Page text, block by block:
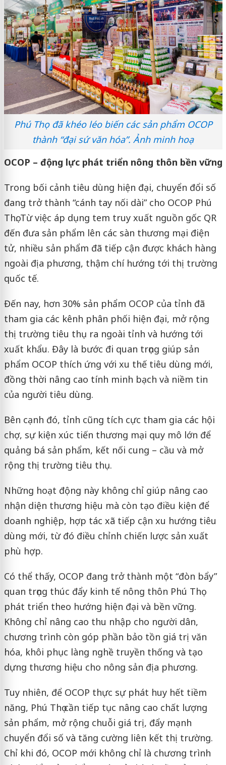
Phú Thọ đã khéo léo biến các sản phẩm OCOP
thành “đại sứ văn hóa”. Ảnh minh hoạ
OCOP – động lực phát triển nông thôn bền vững
Trong bối cảnh tiêu dùng hiện đại, chuyển đổi số
đang trở thành “cánh tay nối dài” cho OCOP Phú
Thọ. Từ việc áp dụng tem truy xuất nguồn gốc QR
đến đưa sản phẩm lên các sàn thương mại điện
tử, nhiều sản phẩm đã tiếp cận được khách hàng
ngoài địa phương, thậm chí hướng tới thị trường
quốc tế.
Đến nay, hơn 30% sản phẩm OCOP của tỉnh đã
tham gia các kênh phân phối hiện đại, mở rộng
thị trường tiêu thụ ra ngoài tỉnh và hướng tới
xuất khẩu. Đây là bước đi quan trọng giúp sản
phẩm OCOP thích ứng với xu thế tiêu dùng mới,
đồng thời nâng cao tính minh bạch và niềm tin
của người tiêu dùng.
Bên cạnh đó, tỉnh cũng tích cực tham gia các hội
chợ, sự kiện xúc tiến thương mại quy mô lớn để
quảng bá sản phẩm, kết nối cung – cầu và mở
rộng thị trường tiêu thụ.
Những hoạt động này không chỉ giúp nâng cao
nhận diện thương hiệu mà còn tạo điều kiện để
doanh nghiệp, hợp tác xã tiếp cận xu hướng tiêu
dùng mới, từ đó điều chỉnh chiến lược sản xuất
phù hợp.
Có thể thấy, OCOP đang trở thành một “đòn bẩy”
quan trọng thúc đẩy kinh tế nông thôn Phú Thọ
phát triển theo hướng hiện đại và bền vững.
Không chỉ nâng cao thu nhập cho người dân,
chương trình còn góp phần bảo tồn giá trị văn
hóa, khôi phục làng nghề truyền thống và tạo
dựng thương hiệu cho nông sản địa phương.
Tuy nhiên, để OCOP thực sự phát huy hết tiềm
năng, Phú Thọ cần tiếp tục nâng cao chất lượng
sản phẩm, mở rộng chuỗi giá trị, đẩy mạnh
chuyển đổi số và tăng cường liên kết thị trường.
Chỉ khi đó, OCOP mới không chỉ là chương trình